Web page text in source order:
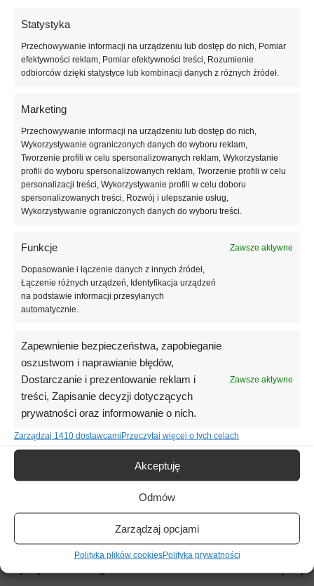
Statystyka
Przechowywanie informacji na urządzeniu lub dostęp do nich, Pomiar
efektywności reklam, Pomiar efektywności treści, Rozumienie
odbiorców dzięki statystyce lub kombinacji danych z różnych źródeł.
Marketing
Przechowywanie informacji na urządzeniu lub dostęp do nich,
Wykorzystywanie ograniczonych danych do wyboru reklam,
Tworzenie profili w celu spersonalizowanych reklam, Wykorzystanie
profili do wyboru spersonalizowanych reklam, Tworzenie profili w celu
personalizacji treści, Wykorzystywanie profili w celu doboru
spersonalizowanych treści, Rozwój i ulepszanie usług,
Wykorzystywanie ograniczonych danych do wyboru treści.
Funkcje Zawsze aktywne
Dopasowanie i łączenie danych z innych źródeł,
Łączenie różnych urządzeń, Identyfikacja urządzeń
na podstawie informacji przesyłanych
automatycznie.
Zapewnienie bezpieczeństwa, zapobieganie
oszustwom i naprawianie błędów,
Dostarczanie i prezentowanie reklam i
treści, Zapisanie decyzji dotyczących
prywatności oraz informowanie o nich.
Zawsze aktywne
Zarządzaj 1410 dostawcami Przeczytaj więcej o tych celach
Akceptuję
Odmów
Zarządzaj opcjami
Polityka plików cookiesPolityka prywatności
baza pod płyty warstwowe ścienne i dachowe z okładzinami
z papy
Rdzeń płyt warstwowych ściennych i dachowych z okładzinami
z papy
Wymiar płyt gładkich:
Istotne cechy prodktu:
Deklarowany współczynnik przewodzenia ciepła: ≤ 0,031
[W/(m.K)]
Wytrzymałość na zginanie: ≥ 125 kPa
Naprężenia ściskające przy 10% odkształceniu względnym: ≥ 80
Wytrzymałość na rozciąganie: ≥ 100 kPa
Oznaczenie zgodnie z normą:
EPS –EN 13163-T(2)-L(2)-W(2)-S(5)-P(5)-BS125-CS(10)80-
Karta techniczna:
Pobierz
Deklaracja właściwości użytkowych:
Pobierz
Katalog:
Pobierz
Informacje dodatkowe
Współczynnik Lambda λ λ = 0,031